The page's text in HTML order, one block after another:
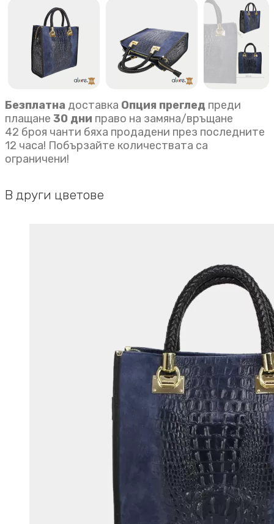
quantity
Безплатна доставка Опция преглед преди
плащане 30 дни право на замяна/връщане
42 броя чанти бяха продадени през последните
12 часа! Побързайте количествата са
ограничени!
В други цветове